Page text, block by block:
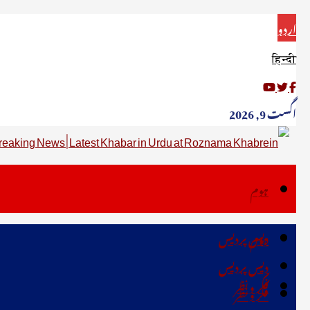
اردو
हिन्दी
اگست 9, 2026
ہوم
دیس پردیس
فکر ونظر
ہوم
دیس پردیس
فکر ونظر